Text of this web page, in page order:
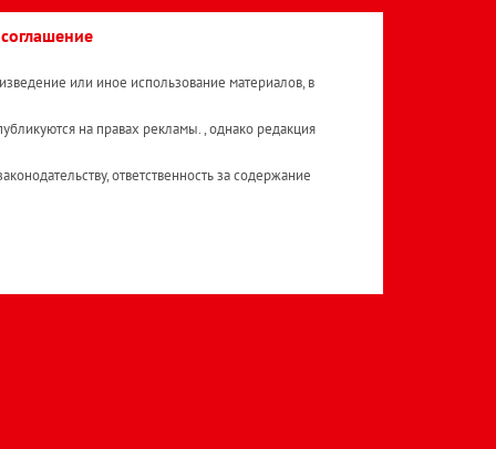
или иное использование материалов, в
на правах рекламы. , однако редакция
ответственность за содержание